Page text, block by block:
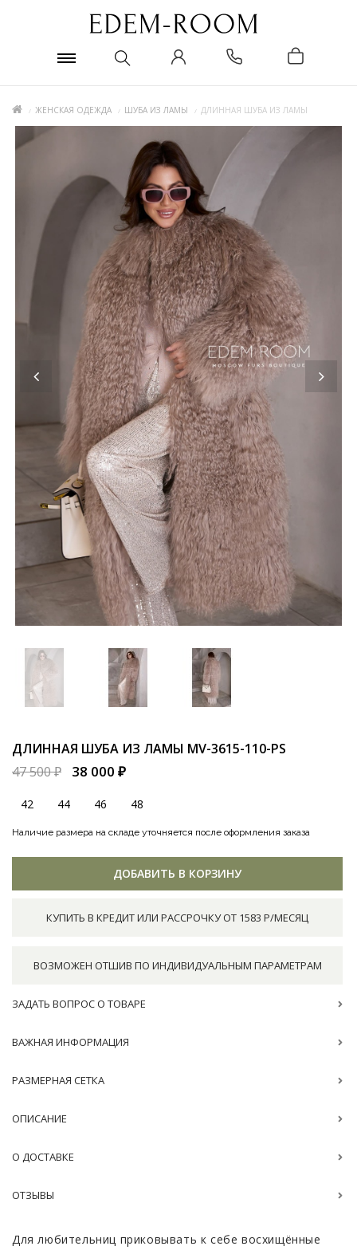
ЖЕНСКАЯ ОДЕЖДА ШУБА ИЗ ЛАМЫ ДЛИННАЯ ШУБА ИЗ ЛАМЫ
ДЛИННАЯ ШУБА ИЗ ЛАМЫ MV-3615-110-PS
47 500 ₽
38 000 ₽
42 44 46 48
Наличие размера на складе уточняется после оформления заказа
ДОБАВИТЬ В КОРЗИНУ
КУПИТЬ В КРЕДИТ ИЛИ РАССРОЧКУ ОТ 1583 Р/МЕСЯЦ
ВОЗМОЖЕН ОТШИВ ПО ИНДИВИДУАЛЬНЫМ ПАРАМЕТРАМ
ЗАДАТЬ ВОПРОС О ТОВАРЕ
ВАЖНАЯ ИНФОРМАЦИЯ
РАЗМЕРНАЯ СЕТКА
ОПИСАНИЕ
О ДОСТАВКЕ
ОТЗЫВЫ
Для любительниц приковывать к себе восхищённые